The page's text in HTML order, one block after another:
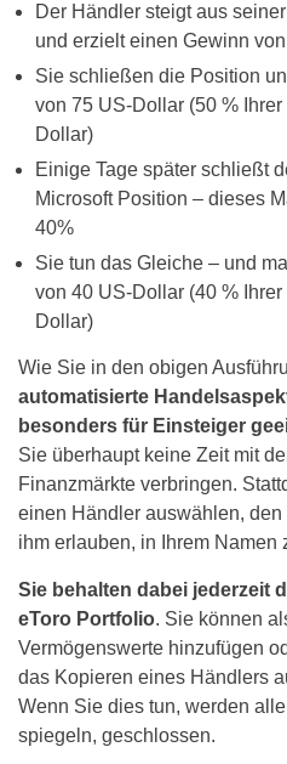
Der Händler steigt aus
und erzielt einen Gewinn
Sie schließen die Position
von 75 US-Dollar (50 %
Dollar)
Einige Tage später schließt
Microsoft Position – dieses
40%
Sie tun das Gleiche – und
von 40 US-Dollar (40 %
Dollar)
Wie Sie in den obigen
automatisierte
besonders für Einsteiger
Sie überhaupt keine Zeit mit
Finanzmärkte verbringen.
einen Händler auswählen,
ihm erlauben, in Ihrem Namen
Sie behalten dabei jederzeit
eToro Portfolio. Sie können
Vermögenswerte hinzufügen
das Kopieren eines Händlers
Wenn Sie dies tun, werden
spiegeln, geschlossen.